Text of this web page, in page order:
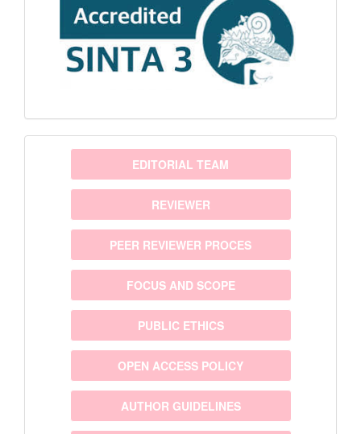
menu EDITORIAL TEAM
REVIEWER
PEER REVIEWER PROCES
FOCUS AND SCOPE
PUBLIC ETHICS
OPEN ACCESS POLICY
AUTHOR GUIDELINES